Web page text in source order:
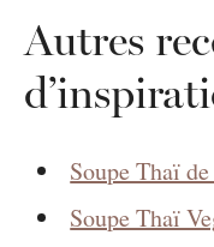
Autres
Soupe Thaï
Soupe Thaï